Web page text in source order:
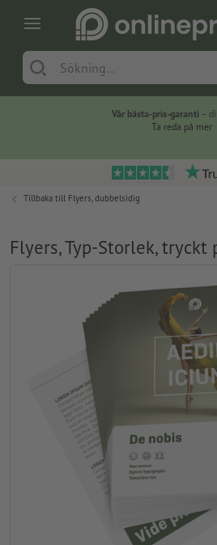
Vår bästa-pris-garanti –
Ta reda på mer
Tillbaka till Flyers, dubbelsidig
Flyers, Typ-Storlek, tryckt